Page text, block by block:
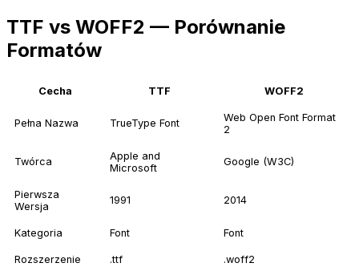
TTF vs WOFF2 — Porównanie
Formatów
Cecha TTF WOFF2
Pełna Nazwa TrueType Font
Web Open Font Format
2
Twórca
Apple and
Microsoft
Google (W3C)
Pierwsza
Wersja
1991 2014
Kategoria Font Font
Rozszerzenie .ttf .woff2